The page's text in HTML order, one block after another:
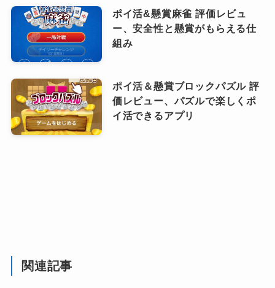
ポイ活&懸賞麻雀 評価レビュ
ー、安全性と懸賞がもらえる仕
組み
ポイ活＆懸賞ブロックパズル 評
価レビュー、パズルで楽しくポ
イ活できるアプリ
関連記事